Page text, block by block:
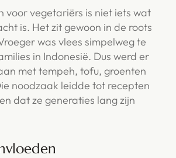
voor vegetariërs is niet iets wat
is. Het zit gewoon in de roots
was vlees simpelweg te
in Indonesië. Dus werd er
met tempeh, tofu, groenten
noodzaak leidde tot recepten
dat ze generaties lang zijn